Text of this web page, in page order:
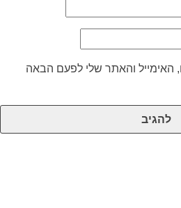
והאתר שלי לפעם הבאה